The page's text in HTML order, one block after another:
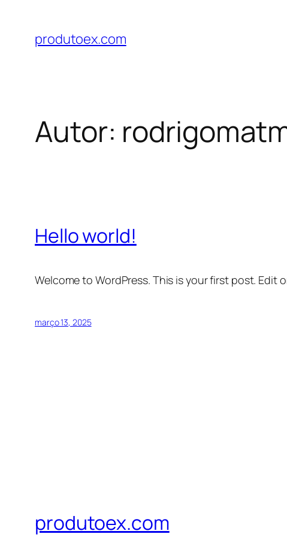
produtoex.com
Autor:
Hello world!
Welcome to WordPress. This is your first post. Edit
março 13, 2025
produtoex.com